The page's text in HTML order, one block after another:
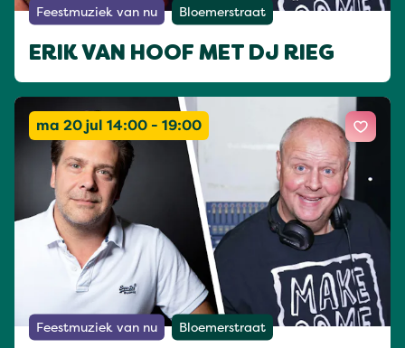
Feestmuziek van nu Bloemerstraat
ERIK VAN HOOF MET DJ RIEG
ma 20 jul 14:00 - 19:00
Feestmuziek van nu Bloemerstraat